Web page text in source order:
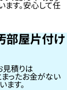
ます。安心して任
部屋片付け
見積りは
ったお金がない
ます。